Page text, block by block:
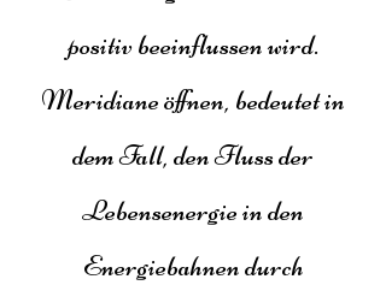
positiv beeinflussen wird.
Meridiane öffnen, bedeutet in
dem Fall, den Fluss der
Lebensenergie in den
Energiebahnen durch